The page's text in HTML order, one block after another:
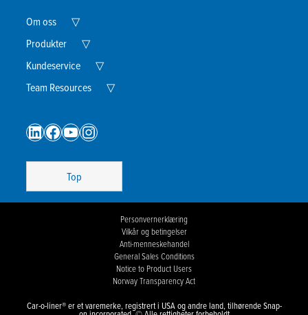
Jeg godtar vilkårene i personvernerklæringen.
Om oss ▽Expand
Menu
Produkter ▽Expand
Menu
Kundeservice ▽Expand
Menu
Team Resources ▽Expand
LinkedIn
Facebook
YouTube
Instagram
Top
Personvernerklæring
Vilkår og betingelser
Anti-menneskehandel
General Sales Conditions
Notice to Product Users
Norway Transparency Act
Car-o-liner® er et varemerke, registrert i USA og andre land, tilhørende Snap-